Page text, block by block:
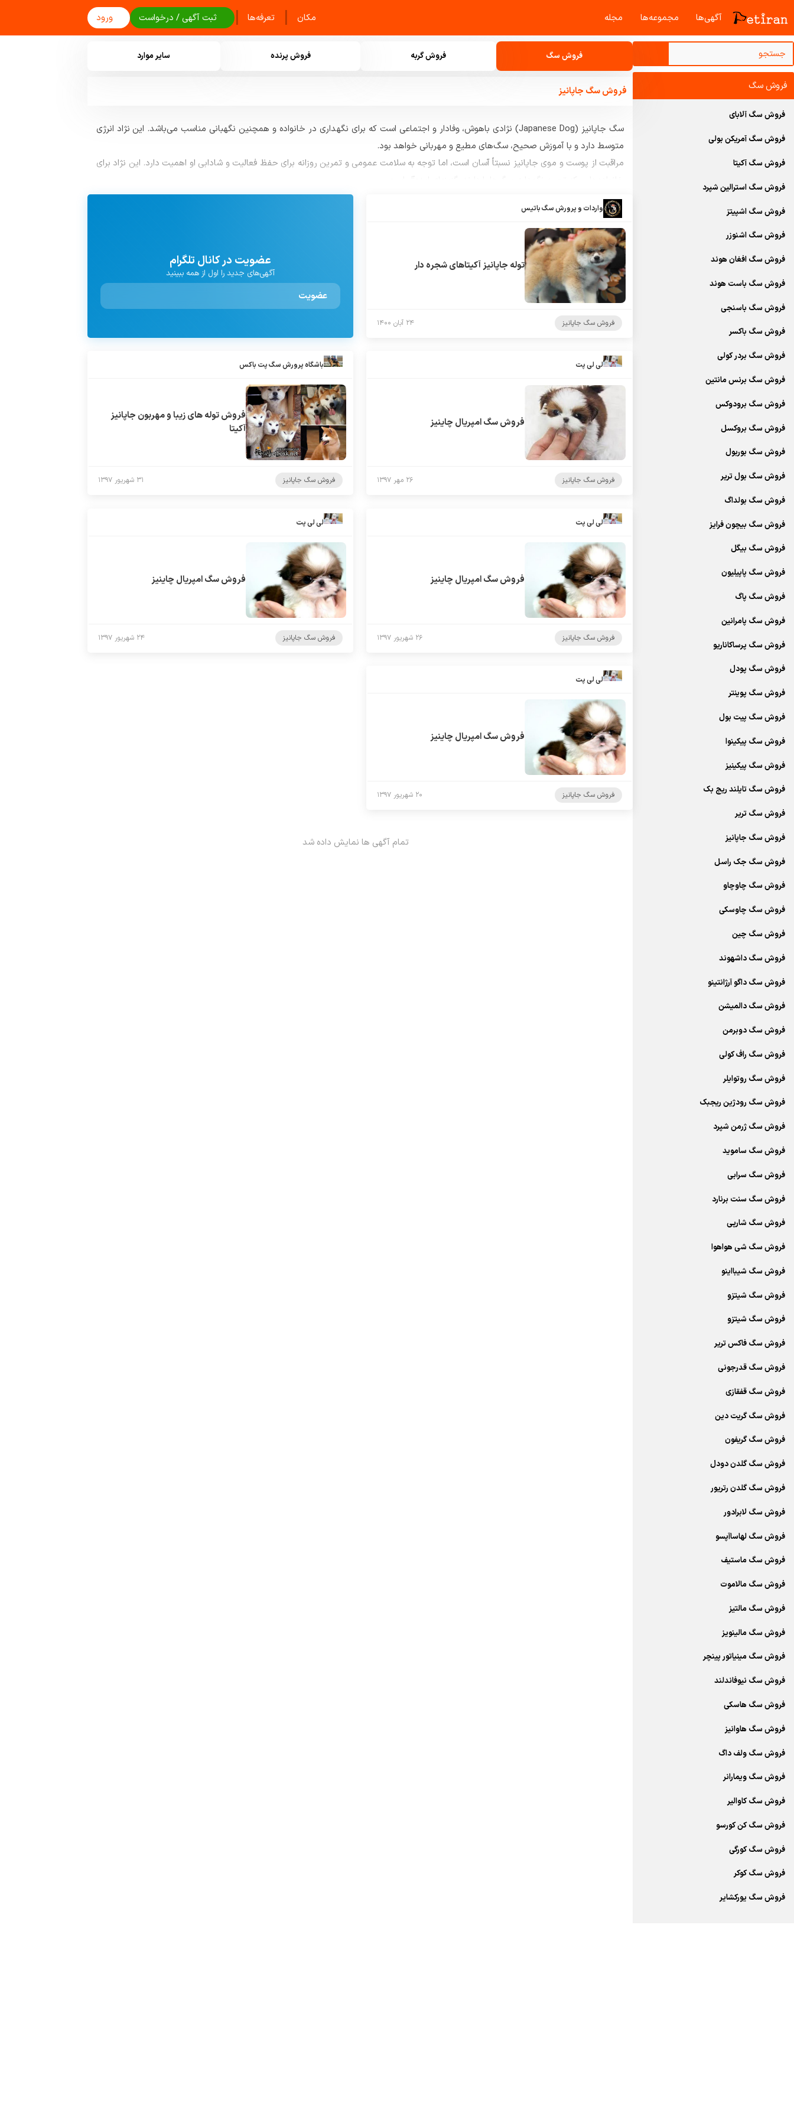
آگهی‌ها مجموعه‌ها مجله‌ مکان | تعرفه‌ها | ثبت آگهی / درخواست ورود
فروش سگ
فروش سگ آلابای
فروش سگ آمریکن بولی
فروش سگ آکیتا
فروش سگ استرالین شپرد
فروش سگ اشپیتز
فروش سگ اشنوزر
فروش سگ افغان هوند
فروش سگ باست هوند
فروش سگ باسنجی
فروش سگ باکسر
فروش سگ بردر کولی
فروش سگ برنس مانتین
فروش سگ برودوکس
فروش سگ بروکسل
فروش سگ بوربول
فروش سگ بول تریر
فروش سگ بولداگ
فروش سگ بیچون فرایز
فروش سگ بیگل
فروش سگ پاپیلیون
فروش سگ پاگ
فروش سگ پامرانین
فروش سگ پرساکاناریو
فروش سگ پودل
فروش سگ پوینتر
فروش سگ پیت بول
فروش سگ پیکینوا
فروش سگ پیکینیز
فروش سگ تایلند ریج بک
فروش سگ تریر
فروش سگ جاپانیز
فروش سگ جک راسل
فروش سگ چاوچاو
فروش سگ چاوسکی
فروش سگ چین
فروش سگ داشهوند
فروش سگ داگو آرژانتینو
فروش سگ دالمیشن
فروش سگ دوبرمن
فروش سگ راف کولی
فروش سگ روتوایلر
فروش سگ رودژین ریجبک
فروش سگ ژرمن شپرد
فروش سگ ساموید
فروش سگ سرابی
فروش سگ سنت برنارد
فروش سگ شارپی
فروش سگ شی هواهوا
فروش سگ شیبااینو
فروش سگ شیتزو
فروش سگ شیتزو
فروش سگ فاکس تریر
فروش سگ قدرجونی
فروش سگ قفقازی
فروش سگ گریت دین
فروش سگ گریفون
فروش سگ گلدن دودل
فروش سگ گلدن رتریور
فروش سگ لابرادور
فروش سگ لهاساآپسو
فروش سگ ماستیف
فروش سگ مالاموت
فروش سگ مالتیز
فروش سگ مالینویز
فروش سگ مینیاتور پینچر
فروش سگ نیوفاندلند
فروش سگ هاسکی
فروش سگ هاوانیز
فروش سگ ولف داگ
فروش سگ ویمارانر
فروش سگ کاوالیر
فروش سگ کن کورسو
فروش سگ کورگی
فروش سگ کوکر
فروش سگ یورکشایر
فروش سگ فروش گربه فروش پرنده سایر موارد
فروش سگ جاپانیز
سگ جاپانیز (Japanese Dog) نژادی باهوش، وفادار و اجتماعی است که برای نگهداری در خانواده و همچنین نگهبانی مناسب می‌باشد. این نژاد انرژی
متوسط دارد و با آموزش صحیح، سگ‌های مطیع و مهربانی خواهد بود.
مراقبت از پوست و موی جاپانیز نسبتاً آسان است، اما توجه به سلامت عمومی و تمرین روزانه برای حفظ فعالیت و شادابی او اهمیت دارد. این نژاد برای
در پتیران می‌توانید جدیدترین آگهی‌های فروش توله و سگ بالغ جاپانیز را مشاهده کرده و بهترین گزینه را برای همراهی و نگهداری انتخاب کنید.
واردات و پرورش سگ باتیس
توله جاپانيز آكيتاهاى شجره دار
فروش سگ جاپانیز ۲۴ آبان ۱۴۰۰
عضویت در کانال تلگرام
آگهی‌های جدید را اول از همه ببینید
عضویت
لی لی پت
فروش سگ امپریال چاینیز
فروش سگ جاپانیز ۲۶ مهر ۱۳۹۷
باشگاه پرورش سگ پت باکس
فروش توله های زیبا و مهربون جاپانیز
آکیتا
فروش سگ جاپانیز ۳۱ شهریور ۱۳۹۷
لی لی پت
فروش سگ امپریال چاینیز
فروش سگ جاپانیز ۲۶ شهریور ۱۳۹۷
لی لی پت
فروش سگ امپریال چاینیز
فروش سگ جاپانیز ۲۴ شهریور ۱۳۹۷
لی لی پت
فروش سگ امپریال چاینیز
فروش سگ جاپانیز ۲۰ شهریور ۱۳۹۷
تمام آگهی ها نمایش داده شد